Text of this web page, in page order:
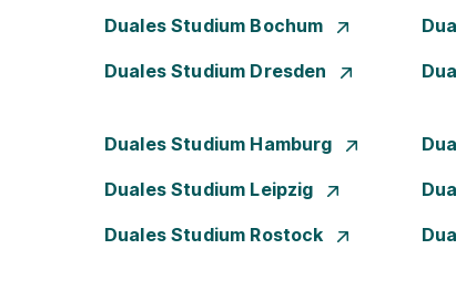
Duales Studium Bochum
Duales Studium Dresden
Duales Studium Hamburg
Duales Studium Leipzig
Duales Studium Rostock